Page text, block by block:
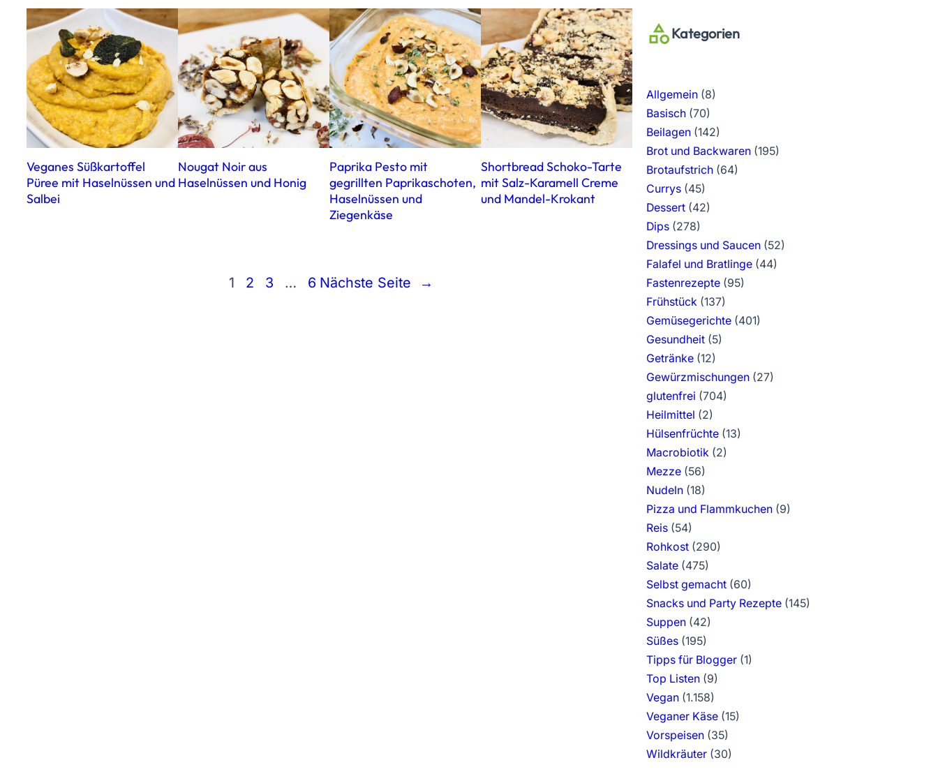
Veganes Süßkartoffel
Püree mit Haselnüssen und
Salbei
Nougat Noir aus
Haselnüssen und Honig
Paprika Pesto mit
gegrillten Paprikaschoten,
Haselnüssen und
Ziegenkäse
Shortbread Schoko-Tarte
mit Salz-Karamell Creme
und Mandel-Krokant
1 2 3 … 6 Nächste Seite →
Kategorien
Allgemein(8)
Basisch(70)
Beilagen(142)
Brot und Backwaren(195)
Brotaufstrich(64)
Currys(45)
Dessert(42)
Dips(278)
Dressings und Saucen(52)
Falafel und Bratlinge(44)
Fastenrezepte(95)
Frühstück (137)
Gemüsegerichte(401)
Gesundheit(5)
Getränke(12)
Gewürzmischungen(27)
glutenfrei (704)
Heilmittel (2)
Hülsenfrüchte(13)
Macrobiotik (2)
Mezze(56)
Nudeln(18)
Pizza und Flammkuchen(9)
Reis(54)
Rohkost(290)
Salate(475)
Selbst gemacht(60)
Snacks und Party Rezepte(145)
Suppen(42)
Süßes(195)
Tipps für Blogger(1)
Top Listen(9)
Vegan(1.158)
Veganer Käse(15)
Vorspeisen(35)
Wildkräuter(30)